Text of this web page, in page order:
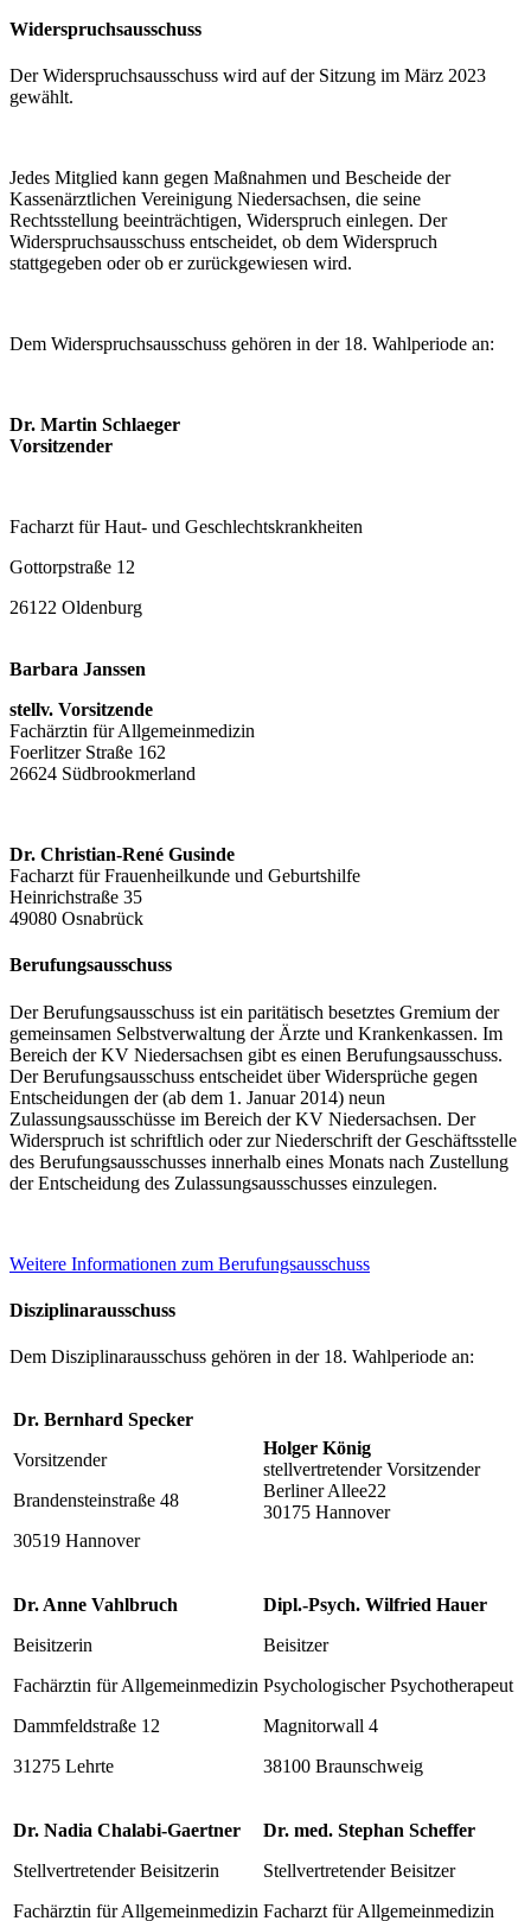
Widerspruchsausschuss
Der Widerspruchsausschuss wird auf der Sitzung im März 2023
gewählt.
Jedes Mitglied kann gegen Maßnahmen und Bescheide der
Kassenärztlichen Vereinigung Niedersachsen, die seine
Rechtsstellung beeinträchtigen, Widerspruch einlegen. Der
Widerspruchsausschuss entscheidet, ob dem Widerspruch
stattgegeben oder ob er zurückgewiesen wird.
Dem Widerspruchsausschuss gehören in der 18. Wahlperiode an:
Dr. Martin Schlaeger
Vorsitzender
Facharzt für Haut- und Geschlechtskrankheiten
Gottorpstraße 12
26122 Oldenburg
Barbara Janssen
stellv. Vorsitzende
Fachärztin für Allgemeinmedizin
Foerlitzer Straße 162
26624 Südbrookmerland
Dr. Christian-René Gusinde
Facharzt für Frauenheilkunde und Geburtshilfe
Heinrichstraße 35
49080 Osnabrück
Berufungsausschuss
Der Berufungsausschuss ist ein paritätisch besetztes Gremium der
gemeinsamen Selbstverwaltung der Ärzte und Krankenkassen. Im
Bereich der KV Niedersachsen gibt es einen Berufungsausschuss.
Der Berufungsausschuss entscheidet über Widersprüche gegen
Entscheidungen der (ab dem 1. Januar 2014) neun
Zulassungsausschüsse im Bereich der KV Niedersachsen. Der
Widerspruch ist schriftlich oder zur Niederschrift der Geschäftsstelle
des Berufungsausschusses innerhalb eines Monats nach Zustellung
der Entscheidung des Zulassungsausschusses einzulegen.
Weitere Informationen zum Berufungsausschuss
Disziplinarausschuss
Dem Disziplinarausschuss gehören in der 18. Wahlperiode an:
Dr. Bernhard Specker
Vorsitzender
Brandensteinstraße 48
30519 Hannover
Holger König
stellvertretender Vorsitzender
Berliner Allee22
30175 Hannover
Dr. Anne Vahlbruch
Beisitzerin
Fachärztin für Allgemeinmedizin
Dammfeldstraße 12
31275 Lehrte
Dipl.-Psych. Wilfried Hauer
Beisitzer
Psychologischer Psychotherapeut
Magnitorwall 4
38100 Braunschweig
Dr. Nadia Chalabi-Gaertner
Stellvertretender Beisitzerin
Fachärztin für Allgemeinmedizin
Dr. med. Stephan Scheffer
Stellvertretender Beisitzer
Facharzt für Allgemeinmedizin